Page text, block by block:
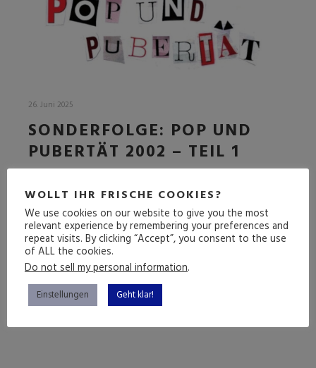
26. Juni 2025
SONDERFOLGE: POP UND
PUBERTÄT 2002 – TEIL 1
EREIGNISSE, FILME,
HITS UND ALBEN DES
JAHRES
(mehr …)
WOLLT IHR FRISCHE COOKIES?
We use cookies on our website to give you the most
relevant experience by remembering your preferences and
repeat visits. By clicking “Accept”, you consent to the use
of ALL the cookies.
Do not sell my personal information.
Einstellungen Geht klar!